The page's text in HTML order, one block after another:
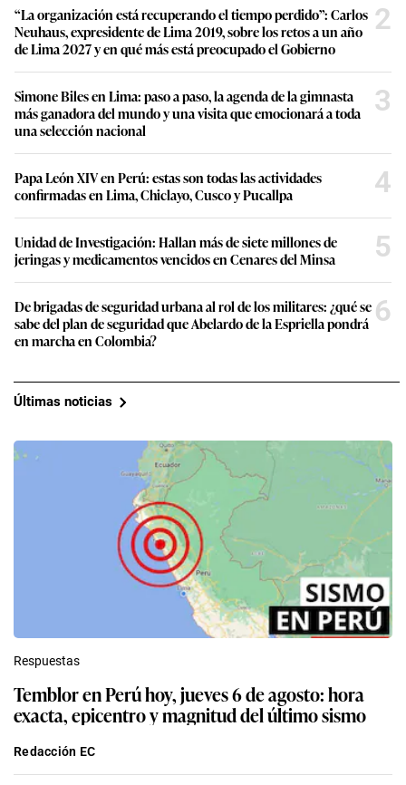
“La organización está recuperando el tiempo perdido”: Carlos
Neuhaus, expresidente de Lima 2019, sobre los retos a un año
de Lima 2027 y en qué más está preocupado el Gobierno
2
Simone Biles en Lima: paso a paso, la agenda de la gimnasta
más ganadora del mundo y una visita que emocionará a toda
una selección nacional
3
Papa León XIV en Perú: estas son todas las actividades
confirmadas en Lima, Chiclayo, Cusco y Pucallpa
4
Unidad de Investigación: Hallan más de siete millones de
jeringas y medicamentos vencidos en Cenares del Minsa
5
De brigadas de seguridad urbana al rol de los militares: ¿qué se
sabe del plan de seguridad que Abelardo de la Espriella pondrá
en marcha en Colombia?
6
Últimas noticias
Respuestas
Temblor en Perú hoy, jueves 6 de agosto: hora
exacta, epicentro y magnitud del último sismo
Redacción EC